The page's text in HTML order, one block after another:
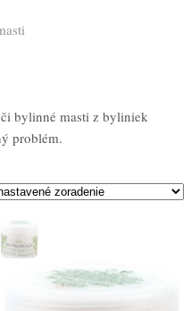
bylinné masti z byliniek
problém.